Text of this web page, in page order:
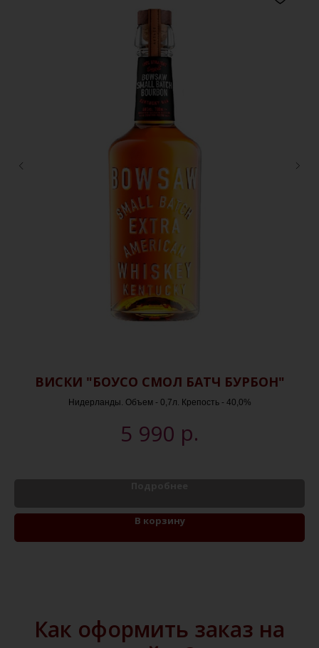
ВИСКИ "БОУСО СМОЛ БАТЧ БУРБОН"
Нидерланды. Объем - 0,7л. Крепость - 40,0%
5 990 р.
В корзину
Как оформить заказ на